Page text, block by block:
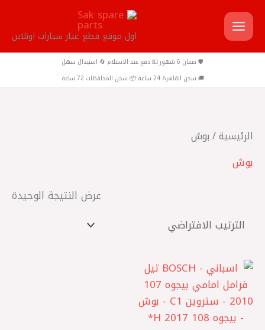
تخطي
إلى
المحتوى
اول موقع قطع غيار سيارات اونلاين
🛡️ ضمان 6 شهور 💵 دفع عند الاستلام 🔄 استبدال سهل
🚚 شحن القاهرة 24 ساعة 📦 شحن المحافظات 72 ساعة
الرئيسية/ بوش
بوش
عرض النتيجة الوحيدة